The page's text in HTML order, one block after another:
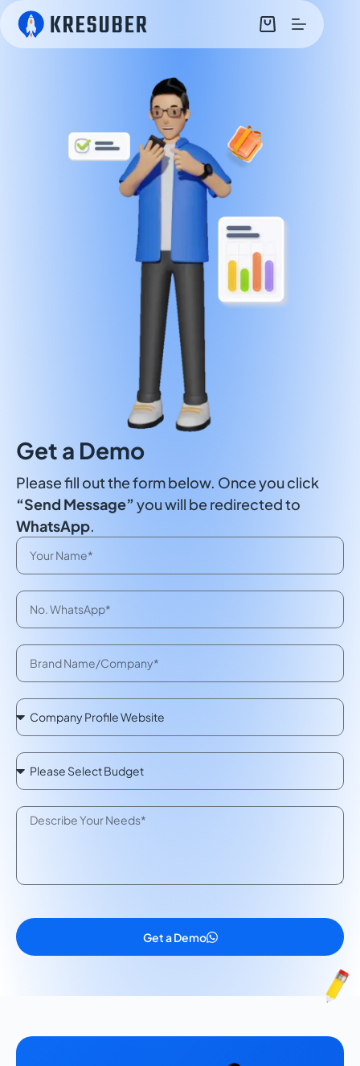
Get a Demo
Please fill out the form below. Once you click
“Send Message”you will be redirected to
WhatsApp.
Get a Demo